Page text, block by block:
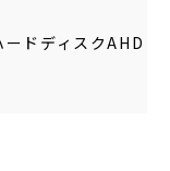
ドディスクAHD レ